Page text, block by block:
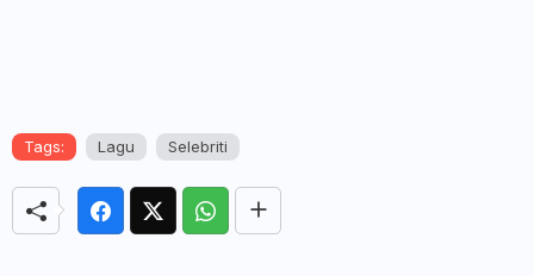
Tags: Lagu Selebriti